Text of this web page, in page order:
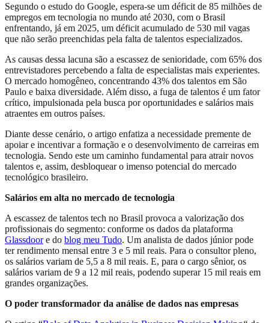
Segundo o estudo do Google, espera-se um déficit de 85 milhões de
empregos em tecnologia no mundo até 2030, com o Brasil
enfrentando, já em 2025, um déficit acumulado de 530 mil vagas
que não serão preenchidas pela falta de talentos especializados.
As causas dessa lacuna são a escassez de senioridade, com 65% dos
entrevistadores percebendo a falta de especialistas mais experientes.
O mercado homogêneo, concentrando 43% dos talentos em São
Paulo e baixa diversidade. Além disso, a fuga de talentos é um fator
crítico, impulsionada pela busca por oportunidades e salários mais
atraentes em outros países.
Diante desse cenário, o artigo enfatiza a necessidade premente de
apoiar e incentivar a formação e o desenvolvimento de carreiras em
tecnologia. Sendo este um caminho fundamental para atrair novos
talentos e, assim, desbloquear o imenso potencial do mercado
tecnológico brasileiro.
Salários em alta no mercado de tecnologia
A escassez de talentos tech no Brasil provoca a valorização dos
profissionais do segmento: conforme os dados da plataforma
Glassdoore do blog meu Tudo. Um analista de dados júnior pode
ter rendimento mensal entre 3 e 5 mil reais. Para o consultor pleno,
os salários variam de 5,5 a 8 mil reais. E, para o cargo sênior, os
salários variam de 9 a 12 mil reais, podendo superar 15 mil reais em
grandes organizações.
O poder transformador da análise de dados nas empresas